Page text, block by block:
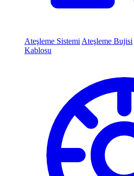
Ateşleme Sistemi Ateşleme Bujisi
Kablosu